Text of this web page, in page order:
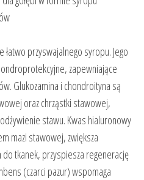
przyswajalnego syropu. Jego
zapewniające
Glukozamina i chondroityna są
oraz chrząstki stawowej,
stawu. Kwas hialuronowy
mazi stawowej, zwiększa
tkanek, przyspiesza regenerację
(czarci pazur) wspomaga